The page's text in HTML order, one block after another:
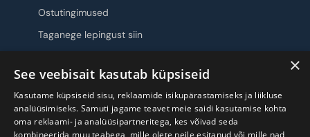
Ostutingimused
Taganege lepingust siin
Jälgi meid ×
See veebisait kasutab küpsiseid
Kasutame küpsiseid sisu, reklaamide isikupärastamiseks ja liikluse
analüüsimiseks. Samuti jagame teavet meie saidi kasutamise kohta
oma reklaami- ja analüüsipartneritega, kes võivad seda
kombineerida muu teabega, mille olete neile esitanud või mille nad